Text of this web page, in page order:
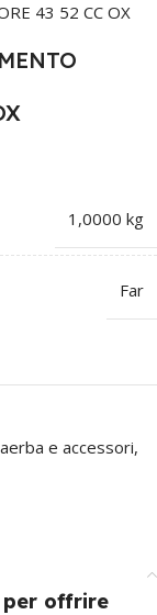
43 52 CC OX
1,0000 kg
Far
e accessori,
per offrire